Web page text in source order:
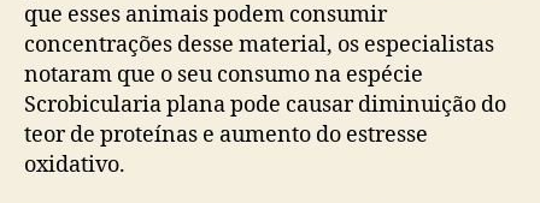
que esses animais podem consumir
concentrações desse material, os especialistas
notaram que o seu consumo na espécie
Scrobicularia plana pode causar diminuição do
teor de proteínas e aumento do estresse
oxidativo.